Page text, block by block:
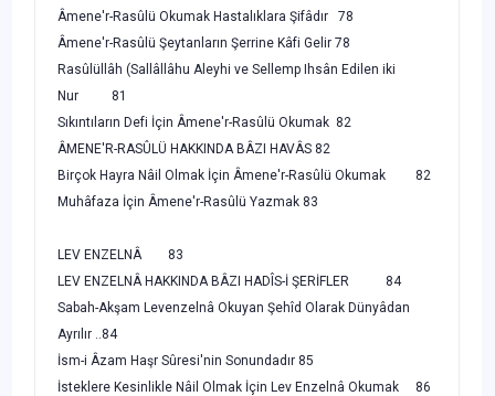
Âmene'r-Rasûlü Okumak Hastalıklara Şifâdır 78
Âmene'r-Rasûlü Şeytanların Şerrine Kâfi Gelir 78
Rasûlüllâh (Sallâllâhu Aleyhi ve Sellemp Ihsân Edilen iki
Nur 81
Sıkıntıların Defi İçin Âmene'r-Rasûlü Okumak 82
ÂMENE'R-RASÛLÜ HAKKINDA BÂZI HAVÂS 82
Birçok Hayra Nâil Olmak İçin Âmene'r-Rasûlü Okumak 82
Muhâfaza İçin Âmene'r-Rasûlü Yazmak 83
LEV ENZELNÂ 83
LEV ENZELNÂ HAKKINDA BÂZI HADÎS-İ ŞERİFLER 84
Sabah-Akşam Levenzelnâ Okuyan Şehîd Olarak Dünyâdan
Ayrılır ..84
İsm-i Âzam Haşr Sûresi'nin Sonundadır 85
İsteklere Kesinlikle Nâil Olmak İçin Lev Enzelnâ Okumak 86